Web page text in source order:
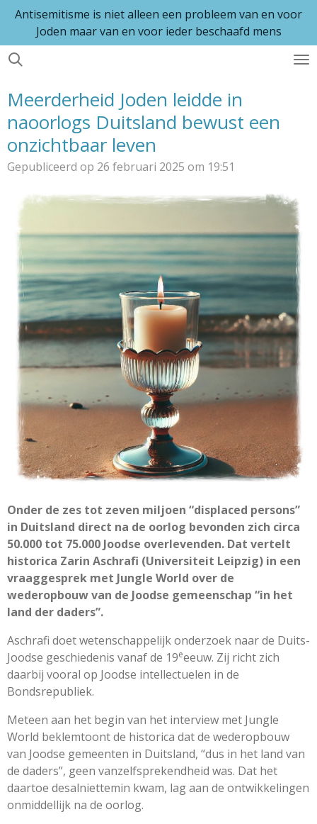
Ga
naar
de
Antisemitisme is niet alleen een probleem van en voor
Joden maar van en voor ieder beschaafd mens
Meerderheid Joden leidde in
naoorlogs Duitsland bewust een
onzichtbaar leven
Gepubliceerd op 26 februari 2025 om 19:51
Onder de zes tot zeven miljoen “displaced persons”
in Duitsland direct na de oorlog bevonden zich circa
50.000 tot 75.000 Joodse overlevenden. Dat vertelt
historica Zarin Aschrafi (Universiteit Leipzig) in een
vraaggesprek met Jungle World over de
wederopbouw van de Joodse gemeenschap “in het
land der daders”.
Aschrafi doet wetenschappelijk onderzoek naar de Duits-
Joodse geschiedenis vanaf de 19eeeuw. Zij richt zich
daarbij vooral op Joodse intellectuelen in de
Bondsrepubliek.
Meteen aan het begin van het interview met Jungle
World beklemtoont de historica dat de wederopbouw
van Joodse gemeenten in Duitsland, “dus in het land van
de daders”, geen vanzelfsprekendheid was. Dat het
daartoe desalniettemin kwam, lag aan de ontwikkelingen
onmiddellijk na de oorlog.